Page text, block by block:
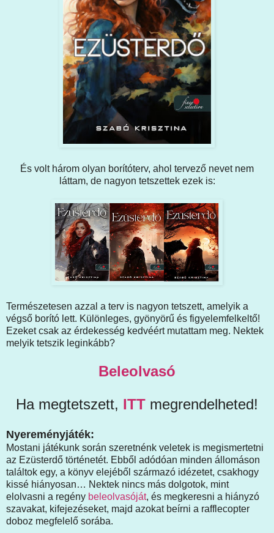
És volt három olyan borítóterv, ahol tervező nevet nem
láttam, de nagyon tetszettek ezek is:
Természetesen azzal a terv is nagyon tetszett, amelyik a
végső borító lett. Különleges, gyönyörű és figyelemfelkeltő!
Ezeket csak az érdekesség kedvéért mutattam meg. Nektek
melyik tetszik leginkább?
Beleolvasó
Ha megtetszett, ITT megrendelheted!
Nyereményjáték:
Mostani játékunk során szeretnénk veletek is megismertetni
az Ezüsterdő történetét. Ebből adódóan minden állomáson
találtok egy, a könyv elejéből származó idézetet, csakhogy
kissé hiányosan… Nektek nincs más dolgotok, mint
elolvasni a regény beleolvasóját, és megkeresni a hiányzó
szavakat, kifejezéseket, majd azokat beírni a rafflecopter
doboz megfelelő sorába.